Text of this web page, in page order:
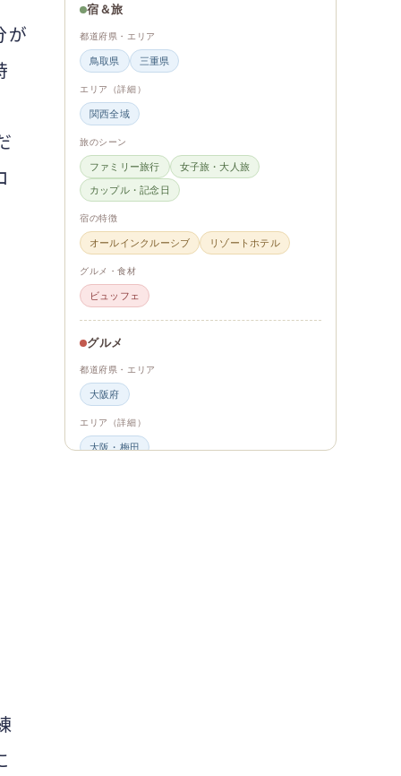
が
宿＆旅
都道府県・エリア
鳥取県 三重県
エリア（詳細）
関西全域
旅のシーン
ファミリー旅行 女子旅・大人旅
カップル・記念日
宿の特徴
オールインクルーシブ リゾートホテル
グルメ・食材
ビュッフェ
グルメ
都道府県・エリア
大阪府
エリア（詳細）
大阪・梅田